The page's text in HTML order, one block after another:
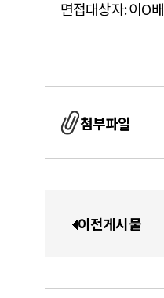
면접대상자: 이O배
첨부파일
이전게시물